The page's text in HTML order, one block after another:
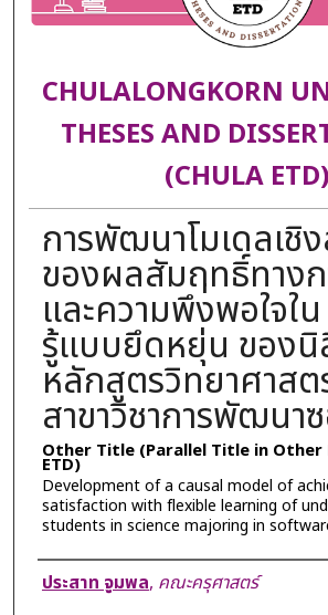
CHULALONGKORN
THESES AND
(CHULA ETD)
การพัฒนาโมเดลเชิ
ของผลสัมฤทธิ์ทางก
และความพึงพอใจใน
รู้แบบยึดหยุ่น ของ
หลักสูตรวิทยาศาส
สาขาวิชาการพัฒนา
Other Title (Parallel Title in Other
ETD)
Development of a causal model of
satisfaction with flexible learning of
students in science majoring in
Author
ประสาท จูมพล, คณะครุศาสตร์